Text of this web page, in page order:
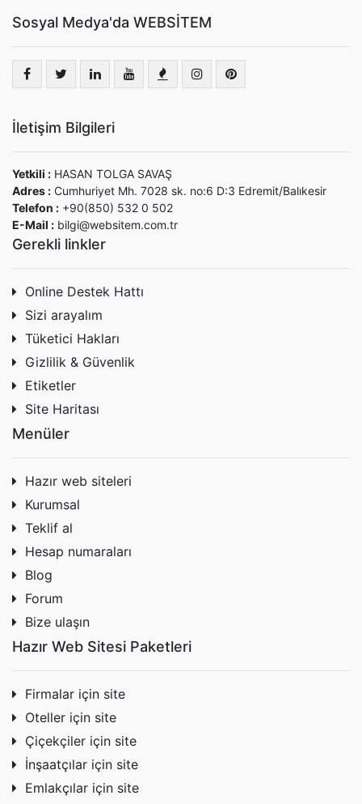
Sosyal Medya'da WEBSİTEM
İletişim Bilgileri
Yetkili : HASAN TOLGA SAVAŞ
Adres : Cumhuriyet Mh. 7028 sk. no:6 D:3 Edremit/Balıkesir
Telefon : +90(850) 532 0 502
E-Mail : bilgi@websitem.com.tr
Gerekli linkler
Online Destek Hattı
Sizi arayalım
Tüketici Hakları
Gizlilik & Güvenlik
Etiketler
Site Haritası
Menüler
Hazır web siteleri
Kurumsal
Teklif al
Hesap numaraları
Blog
Forum
Bize ulaşın
Hazır Web Sitesi Paketleri
Firmalar için site
Oteller için site
Çiçekçiler için site
İnşaatçılar için site
Emlakçılar için site